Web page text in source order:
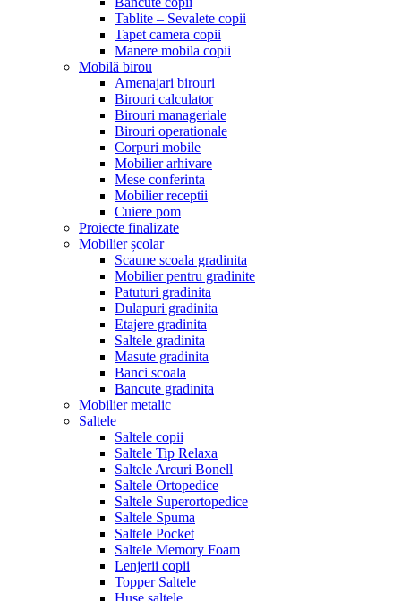
Tablite – Sevalete copii
Tapet camera copii
Manere mobila copii
Mobilă birou
Amenajari birouri
Birouri calculator
Birouri manageriale
Birouri operationale
Corpuri mobile
Mobilier arhivare
Mese conferinta
Mobilier receptii
Cuiere pom
Proiecte finalizate
Mobilier școlar
Scaune scoala gradinita
Mobilier pentru gradinite
Patuturi gradinita
Dulapuri gradinita
Etajere gradinita
Saltele gradinita
Masute gradinita
Banci scoala
Bancute gradinita
Mobilier metalic
Saltele
Saltele copii
Saltele Tip Relaxa
Saltele Arcuri Bonell
Saltele Ortopedice
Saltele Superortopedice
Saltele Spuma
Saltele Pocket
Saltele Memory Foam
Lenjerii copii
Topper Saltele
Huse saltele